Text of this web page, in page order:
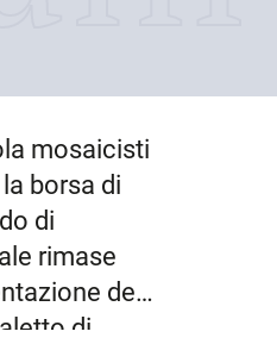
mosaicisti
borsa di
di
rimase
degli
di